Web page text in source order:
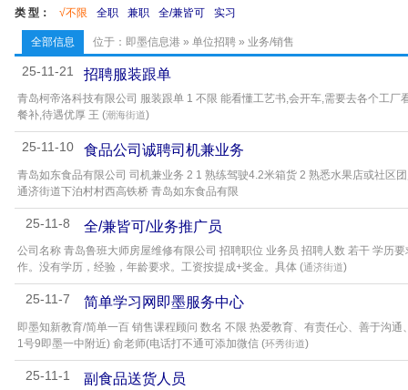
类 型：
√不限 全职 兼职 全/兼皆可 实习
全部信息 位于： 即墨信息港 » 单位招聘 » 业务/销售
25-11-21 招聘服装跟单
青岛柯帝洛科技有限公司 服装跟单 1 不限 能看懂工艺书,会开车,需要去各个工
餐补,待遇优厚 王 (潮海街道)
25-11-10 食品公司诚聘司机兼业务
青岛如东食品有限公司 司机兼业务 2 1 熟练驾驶4.2米箱货 2 熟悉水果店或社区
通济街道下泊村村西高铁桥 青岛如东食品有限
25-11-8 全/兼皆可/业务推广员
公司名称 青岛鲁班大师房屋维修有限公司 招聘职位 业务员 招聘人数 若干 学历
作。没有学历，经验，年龄要求。工资按提成+奖金。具体 (通济街道)
25-11-7 简单学习网即墨服务中心
即墨知新教育/简单一百 销售课程顾问 数名 不限 热爱教育、有责任心、善于沟
1号9即墨一中附近) 俞老师(电话打不通可添加微信 (环秀街道)
25-11-1 副食品送货人员